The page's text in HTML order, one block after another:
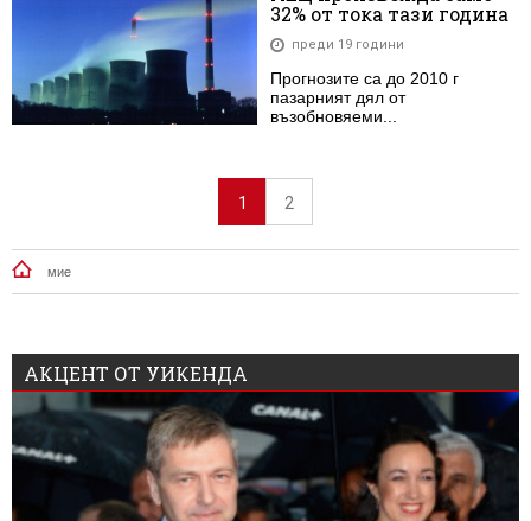
32% от тока тази година
преди 19 години
Прогнозите са до 2010 г
пазарният дял от
възобновяеми...
1 2
мие
АКЦЕНТ ОТ УИКЕНДА